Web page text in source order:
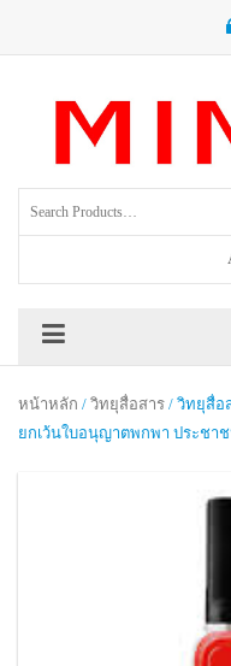
หน้าหลัก / วิทยุสื่อสาร / วิทยุสื่อ
ยกเว้นใบอนุญาตพกพา ประชา